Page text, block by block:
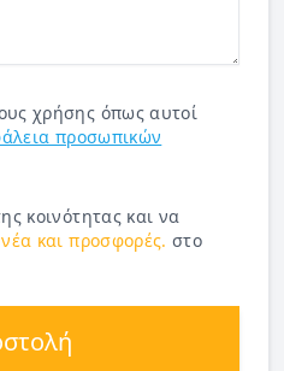
χρήσης όπως αυτοί
προσωπικών
κοινότητας και να
και προσφορές. στο